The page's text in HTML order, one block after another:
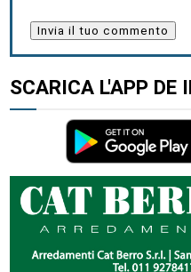
SCARICA L'APP DE